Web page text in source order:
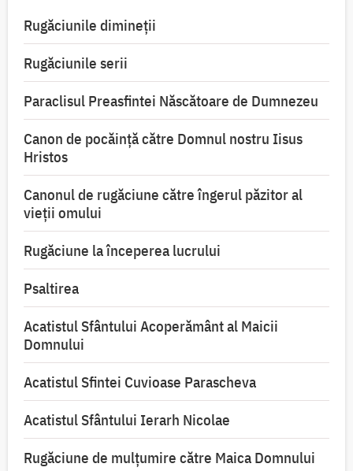
Rugăciunile dimineții
Rugăciunile serii
Paraclisul Preasfintei Născătoare de Dumnezeu
Canon de pocăință către Domnul nostru Iisus
Hristos
Canonul de rugăciune către îngerul păzitor al
vieții omului
Rugăciune la începerea lucrului
Psaltirea
Acatistul Sfântului Acoperământ al Maicii
Domnului
Acatistul Sfintei Cuvioase Parascheva
Acatistul Sfântului Ierarh Nicolae
Rugăciune de mulţumire către Maica Domnului